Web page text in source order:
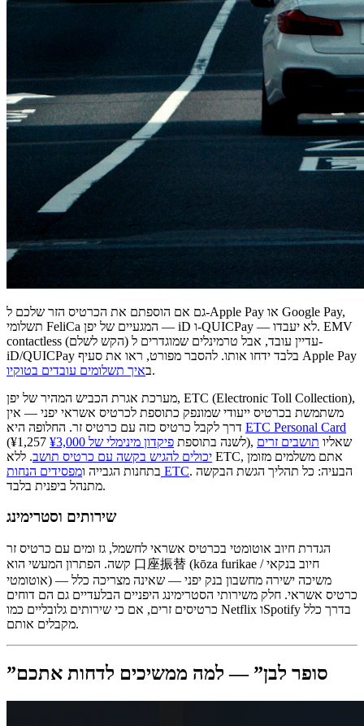
גם אם הוספתם את הכרטיס הזר שלכם ל-Apple Pay או Google Pay,
תשלומי FeliCa המגעיים של יפן — iD ו-QUICPay — לא יעבדו. EMV
contactless (הקש לשלם) עדיין עובד, אבל טרמינלים שמוגדרים ל-
iD/QUICPay בלבד ידחו אותו. להסבר מפורט, ראו את סעיף Apple Pay
באיך תשלומים עובדים בטוקיו .
מערכת אגרת הכביש המהיר של יפן, ETC (Electronic Toll Collection),
משתמשת בכרטיס ייעודי שמונפק כתוספת לכרטיס אשראי יפני — אין
ETC Personal Card
(¥1,257 לשנה בתוספת פיקדון מינימלי של ¥3,000 ), שאליו תושבים זרים
יכולים להגיש בקשה עם כרטיס תושב. ללא ETC, אתם משלמים מזומן
בתחנות הגבייה ו מפסידים הנחות ETC. הבעיה: כל תהליך הגשת הבקשה
מתנהל ביפנית בלבד.
שירותים וסטרימינג
הגדרת חיוב אוטומטי בכרטיס אשראי לחשמל, גז ומים עם כרטיס זר
קשה. הפתרון המעשי הוא 口座振替 (kōza furikae / חיוב בנקאי
אוטומטי) — משיכה ישירה מחשבון בנק יפני — שאינה מצריכה כלל
כרטיס אשראי. חלק משירותי הסטרימינג היפניים הבלעדיים גם הם דוחים
כרטיסים זרים, אם כי שירותים גלובליים כמו Netflix וSpotify בדרך כלל
מקבלים אותם.
”סופר לבן” — למה ממשיכים לדחות אתכם